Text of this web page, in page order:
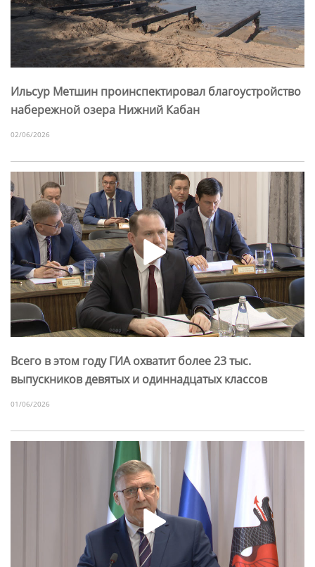
Ильсур Метшин проинспектировал благоустройство
набережной озера Нижний Кабан
02/06/2026
Всего в этом году ГИА охватит более 23 тыс.
выпускников девятых и одиннадцатых классов
01/06/2026